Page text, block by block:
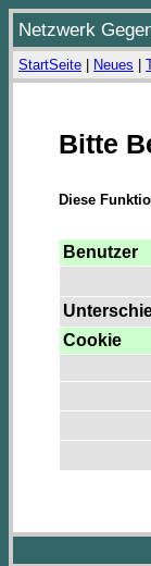
Netzwerk
StartSeite Neues
Bitte
Diese
Benutzer
Cookie